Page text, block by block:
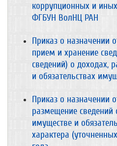
коррупционных и
ФГБУН ВолНЦ РАН
Приказ о назначении
прием и хранение
сведений) о доходах,
и обязательствах
Приказ о назначении
размещение сведений
имуществе и
характера